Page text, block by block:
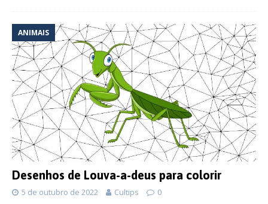
ANIMAIS
Desenhos de Louva-a-deus para colorir
5 de outubro de 2022 Cultips 0